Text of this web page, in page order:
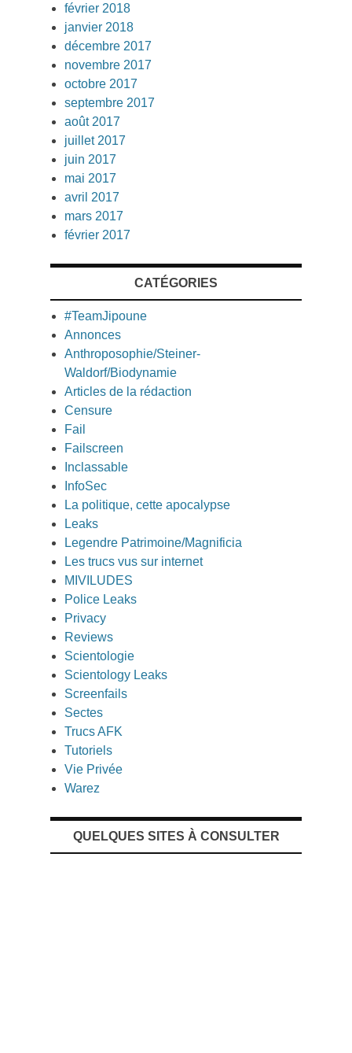
février 2018
janvier 2018
décembre 2017
novembre 2017
octobre 2017
septembre 2017
août 2017
juillet 2017
juin 2017
mai 2017
avril 2017
mars 2017
février 2017
CATÉGORIES
#TeamJipoune
Annonces
Anthroposophie/Steiner-
Waldorf/Biodynamie
Articles de la rédaction
Censure
Fail
Failscreen
Inclassable
InfoSec
La politique, cette apocalypse
Leaks
Legendre Patrimoine/Magnificia
Les trucs vus sur internet
MIVILUDES
Police Leaks
Privacy
Reviews
Scientologie
Scientology Leaks
Screenfails
Sectes
Trucs AFK
Tutoriels
Vie Privée
Warez
QUELQUES SITES À CONSULTER